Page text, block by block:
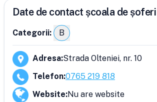
Date de contact școala de
Categorii: B
Adresa:Strada Olteniei, nr. 10
Telefon:0765 219 818
Website:Nu are website